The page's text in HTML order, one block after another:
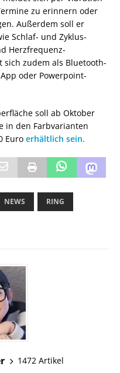
zu erinnern oder
Außerdem soll er
Schlaf- und Zyklus-
Herzfrequenz-
sich zudem als Bluetooth-
oder Powerpoint-
soll ab Oktober
in den Farbvarianten
Euro erhältlich sein.
NEWS RING
1472 Artikel